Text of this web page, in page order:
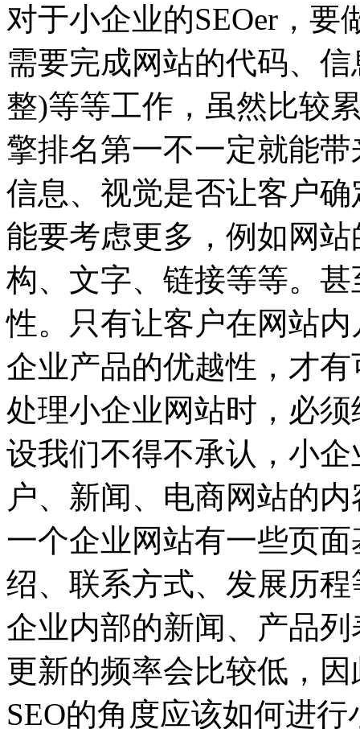
对于小企业的SEOer，
需要完成网站的代码、
整)等等工作，虽然比较
擎排名第一不一定就能
信息、视觉是否让客户
能要考虑更多，例如网
构、文字、链接等等。
性。只有让客户在网站
企业产品的优越性，才
处理小企业网站时，必
设我们不得不承认，小
户、新闻、电商网站的
一个企业网站有一些页
绍、联系方式、发展历
企业内部的新闻、产品
更新的频率会比较低，
SEO的角度应该如何进